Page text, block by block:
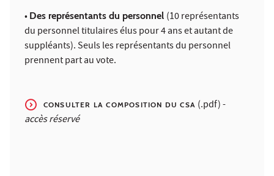
• Des représentants du personnel (10 représentants
du personnel titulaires élus pour 4 ans et autant de
suppléants). Seuls les représentants du personnel
prennent part au vote.
CONSULTER LA COMPOSITION DU CSA (.pdf) -
accès réservé